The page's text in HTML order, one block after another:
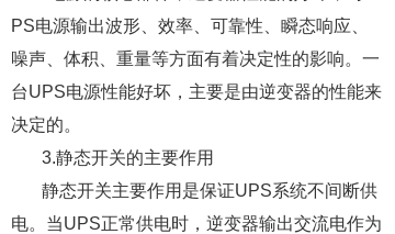
PS电源输出波形、效率、可靠性、瞬态响应、
噪声、体积、重量等方面有着决定性的影响。一
台UPS电源性能好坏，主要是由逆变器的性能来
决定的。
3.静态开关的主要作用
静态开关主要作用是保证UPS系统不间断供
电。当UPS正常供电时，逆变器输出交流电作为